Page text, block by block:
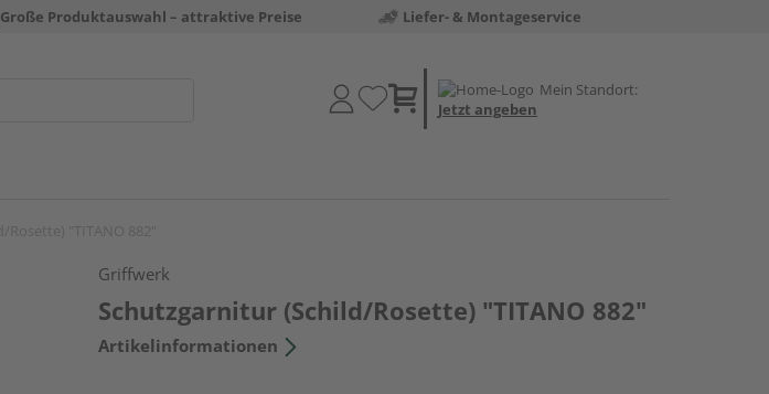
Große Produktauswahl – attraktive Preise Liefer- & Montageservice
Mein Standort:
Jetzt angeben
Griffwerk
Schutzgarnitur (Schild/Rosette) "TITANO 882"
Artikelinformationen